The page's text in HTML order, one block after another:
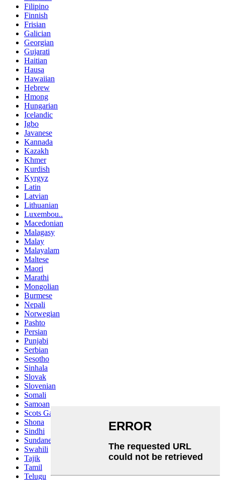
Filipino
Finnish
Frisian
Galician
Georgian
Gujarati
Haitian
Hausa
Hawaiian
Hebrew
Hmong
Hungarian
Icelandic
Igbo
Javanese
Kannada
Kazakh
Khmer
Kurdish
Kyrgyz
Latin
Latvian
Lithuanian
Luxembou..
Macedonian
Malagasy
Malay
Malayalam
Maltese
Maori
Marathi
Mongolian
Burmese
Nepali
Norwegian
Pashto
Persian
Punjabi
Serbian
Sesotho
Sinhala
Slovak
Slovenian
Somali
Samoan
Scots Gaelic
Shona
Sindhi
Sundanese
Swahili
Tajik
Tamil
Telugu